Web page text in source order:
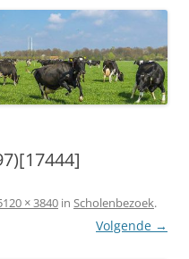
× 3840 in Scholenbezoek.
Volgende →